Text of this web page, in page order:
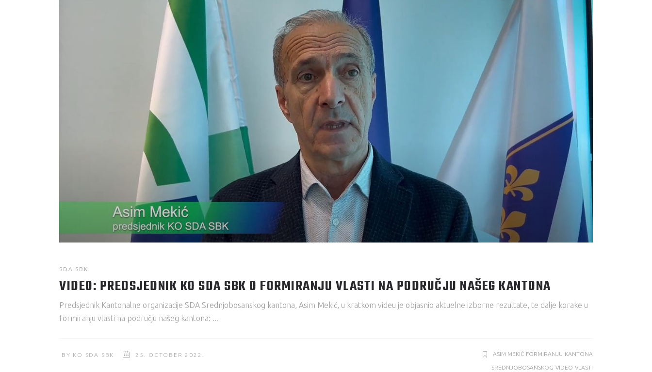
SDA SBK
VIDEO: PREDSJEDNIK KO SDA SBK O FORMIRANJU VLASTI NA PODRUČJU NAŠEG KANTONA
Predsjednik Kantonalne organizacije SDA Srednjobosanskog kantona, Asim Mekić, u kratkom videu je objasnio aktuelne izborne rezultate, te dalje korake u
formiranju vlasti na području našeg kantona:
BY KO SDA SBK 25. OCTOBER 2022. ASIM MEKIĆ FORMIRANJU KANTONA
SREDNJOBOSANSKOG VIDEO VLASTI